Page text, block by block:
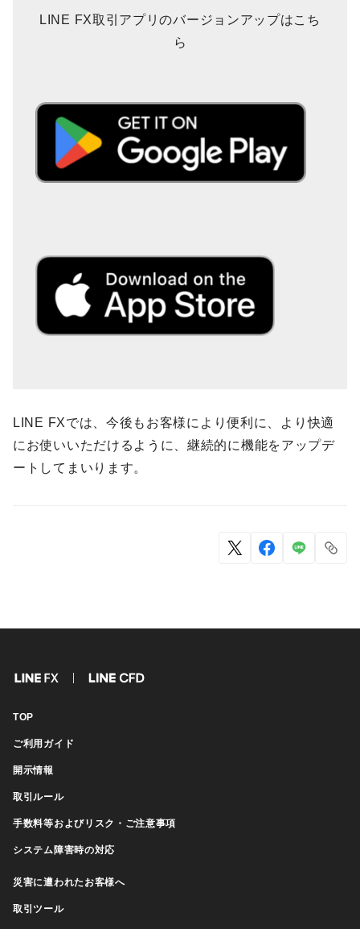
LINE FX取引アプリのバージョンアップはこち
ら
LINE FXでは、今後もお客様により便利に、より快適
にお使いいただけるように、継続的に機能をアップデ
ートしてまいります。
TOP
ご利用ガイド
開示情報
取引ルール
手数料等およびリスク・ご注意事項
システム障害時の対応
災害に遭われたお客様へ
取引ツール